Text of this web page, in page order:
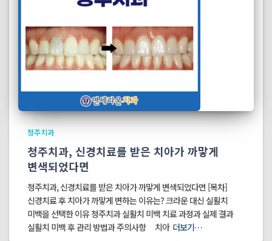
청주치과
청주치과, 신경치료를 받은 치아가 까맣게
변색되었다면
청주치과, 신경치료를 받은 치아가 까맣게 변색되었다면 [목차]
신경치료 후 치아가 까맣게 변하는 이유는? 크라운 대신 실활치
미백을 선택한 이유 청주치과 실활치 미백 치료 과정과 실제 결과
실활치 미백 후 관리 방법과 주의사항 치아 더보기…